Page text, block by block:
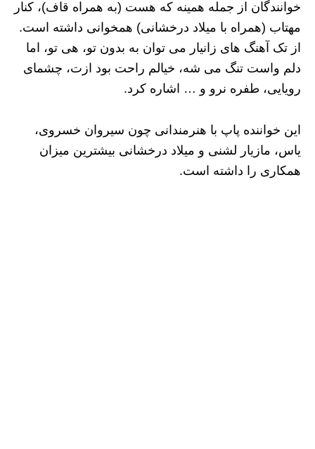
خوانندگان از جمله همینه که هست (به همراه قاف)، کنار
مهتاب (همراه با میلاد درخشانی) همخوانی داشته است.
از تک آهنگ های زانیار می توان به بدون تو، هی تو، اما
دلم واست تنگ می شه، خیالم راحت بود ازت، چشمای
رویایی، طفره نرو و … اشاره کرد.
این خواننده پاپ با هنرمندانی چون سیروان خسروی،
یاس، مازیار لشنی و میلاد درخشانی بیشترین میزان
همکاری را داشته است.